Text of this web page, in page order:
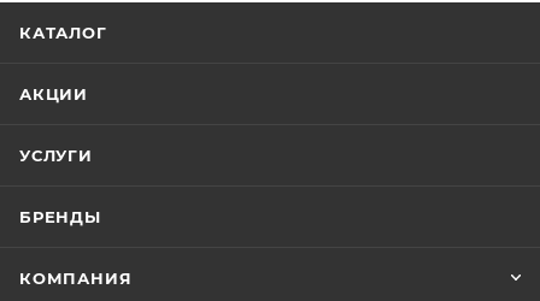
КАТАЛОГ
АКЦИИ
УСЛУГИ
БРЕНДЫ
КОМПАНИЯ